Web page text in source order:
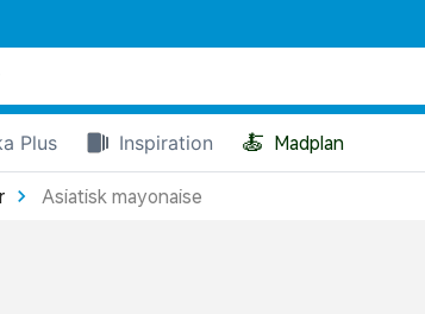
Plus Inspiration 🍝 Madplan
Asiatisk mayonaise